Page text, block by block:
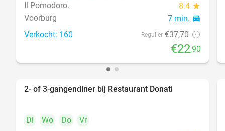
Il Pomodoro.
8.4 star
Voorburg 7 min. directions_car
Verkocht: 160 Regulier €37,70
€22,90
2- of 3-gangendiner bij Restaurant Donati
Di Wo Do
Vr